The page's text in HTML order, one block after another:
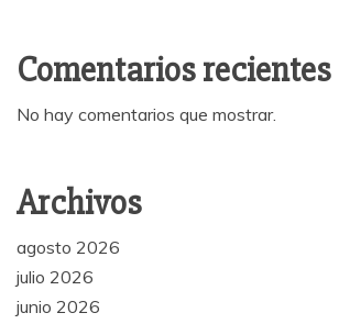
Comentarios recientes
No hay comentarios que mostrar.
Archivos
agosto 2026
julio 2026
junio 2026